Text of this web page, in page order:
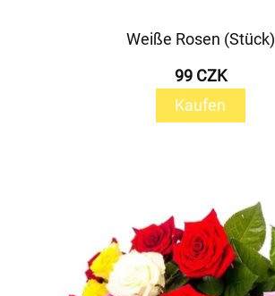
Weiße Rosen (Stück)
99 CZK
Kaufen